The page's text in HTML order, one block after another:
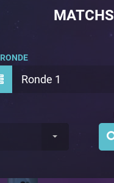
MATCHS
Ronde 1
RONDE